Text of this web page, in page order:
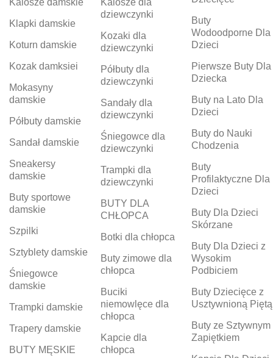
Kalosze damskie
Klapki damskie
Koturn damskie
Kozak damksiei
Mokasyny
damskie
Półbuty damskie
Sandał damskie
Sneakersy
damskie
Buty sportowe
damskie
Szpilki
Sztyblety damskie
Śniegowce
damskie
Trampki damskie
Trapery damskie
BUTY MĘSKIE
Kalosze dla
dziewczynki
Kozaki dla
dziewczynki
Półbuty dla
dziewczynki
Sandały dla
dziewczynki
Śniegowce dla
dziewczynki
Trampki dla
dziewczynki
BUTY DLA
CHŁOPCA
Botki dla chłopca
Buty zimowe dla
chłopca
Buciki
niemowlęce dla
chłopca
Kapcie dla
chłopca
Buty
Wodoodporne Dla
Dzieci
Pierwsze Buty Dla
Dziecka
Buty na Lato Dla
Dzieci
Buty do Nauki
Chodzenia
Buty
Profilaktyczne Dla
Dzieci
Buty Dla Dzieci
Skórzane
Buty Dla Dzieci z
Wysokim
Podbiciem
Buty Dziecięce z
Usztywnioną Piętą
Buty ze Sztywnym
Zapiętkiem